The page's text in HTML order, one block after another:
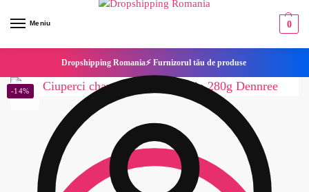
Meniu 0
Dropshipping Romania⚡ Furnizorul tău de produse
-14%